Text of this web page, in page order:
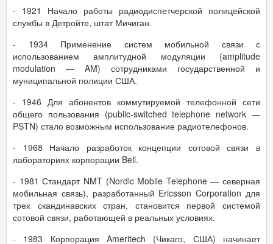
- 1921 Начало работы радиодиспетчерской полицейской
службы в Детройте, штат Мичиган.
- 1934 Применение систем мобильной связи с
использованием амплитудной модуляции (amplitude
modulation — AM) сотрудниками государственной и
муниципальной полиции США.
- 1946 Для абонентов коммутируемой телефонной сети
общего пользования (public-switched telephone network —
PSTN) стало возможным использование радиотелефонов.
- 1968 Начало разработок концепции сотовой связи в
лабораториях корпорации Bell.
- 1981 Стандарт NMT (Nordic Mobile Telephone — северная
мобильная связь), разработанный Ericsson Corporation для
трех скандинавских стран, становится первой системой
сотовой связи, работающей в реальных условиях.
- 1983 Корпорация Ameritech (Чикаго, США) начинает